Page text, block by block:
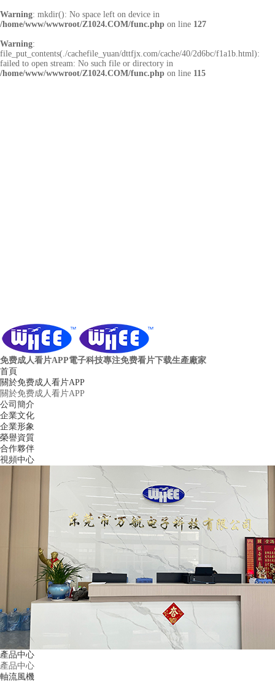
Warning: mkdir(): No space left on device in
/home/www/wwwroot/Z1024.COM/func.php on line 127
Warning:
file_put_contents(./cachefile_yuan/dttfjx.com/cache/40/2d6bc/f1a1b.html):
failed to open stream: No such file or directory in
/home/www/wwwroot/Z1024.COM/func.php on line 115
免费成人看片APP電子科技專注免费看片下载生產廠家
首頁
關於免费成人看片APP
關於免费成人看片APP
公司簡介
企業文化
企業形象
榮譽資質
合作夥伴
視頻中心
產品中心
產品中心
軸流風機